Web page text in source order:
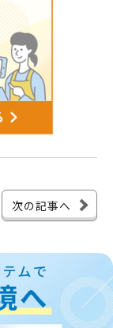
次の記事へ